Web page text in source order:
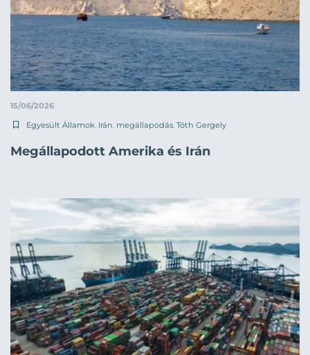
15/06/2026
Egyesült Államok, Irán, megállapodás, Tóth Gergely
Megállapodott Amerika és Irán